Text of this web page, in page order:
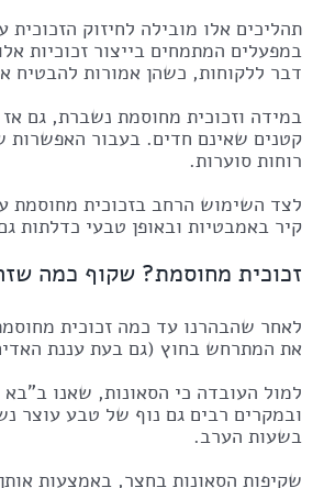
תהליכים אלו מובילה לחיזוק
במפעלים המתמחים בייצור זכוכיות
דבר ללקוחות, כשהן אמורות להבטיח
במידה וזכוכית מחוסמת נשברת, גם
קטנים שאינם חדים. בעבור האפשרות
רוחות סוערות.
לצד השימוש הרחב בזכוכית מחוסמת
קיר באמבטיות ובאופן טבעי כדלתות
זכוכית מחוסמת? שקוף כמה
לאחר שהבהרנו עד כמה זכוכית
את המתרחש בחוץ (גם בעת עננת
למול העובדה כי הסאונות, שאנו
ובמקרים רבים גם נוף של טבע עוצר
בשעות הערב.
שקיפות הסאונות בחצר, באמצעות